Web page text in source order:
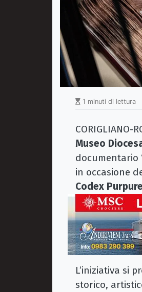
1 minuti di lettura
CORIGLIANO-
Museo
documentario
in occasione
Codex
L’iniziativa si
storico,